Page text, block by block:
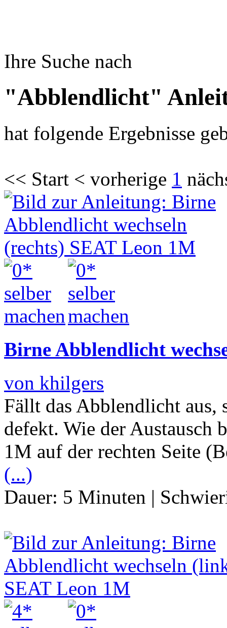
Ihre Suche nach
"Abblendlicht"
hat folgende Ergebnisse
<< Start < vorherige 1
Birne Abblendlicht
von khilgers
Fällt das Abblendlicht aus,
defekt. Wie der Austausch
1M auf der rechten Seite
(...)
Dauer: 5 Minuten |